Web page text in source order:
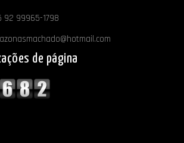
92 99965-1798
de página